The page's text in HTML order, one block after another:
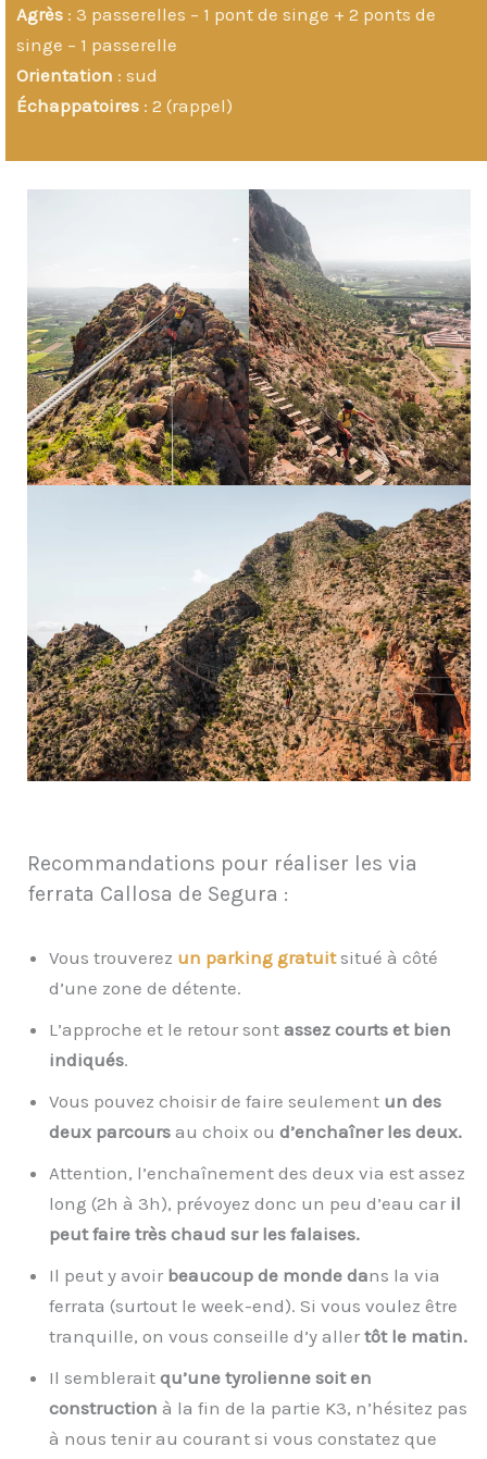
Agrès : 3 passerelles – 1 pont de singe + 2 ponts de
singe – 1 passerelle
Orientation : sud
Échappatoires : 2 (rappel)
Recommandations pour réaliser les via
ferrata Callosa de Segura :
Vous trouverez un parking gratuit situé à côté
d’une zone de détente.
L’approche et le retour sont assez courts et bien
indiqués.
Vous pouvez choisir de faire seulement un des
deux parcours au choix ou d’enchaîner les deux.
Attention, l’enchaînement des deux via est assez
long (2h à 3h), prévoyez donc un peu d’eau car il
peut faire très chaud sur les falaises.
Il peut y avoir beaucoup de monde dans la via
ferrata (surtout le week-end). Si vous voulez être
tranquille, on vous conseille d’y aller tôt le matin.
Il semblerait qu’une tyrolienne soit en
construction à la fin de la partie K3, n’hésitez pas
à nous tenir au courant si vous constatez que